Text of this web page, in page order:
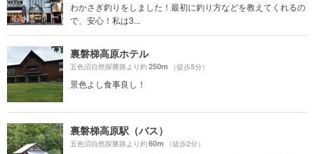
わかさぎ釣りをしました！最初に釣り方などを教えてくれるの
で、安心！私は3...
裏磐梯高原ホテル
五色沼自然探勝路より約250m （徒歩5分）
景色よし食事良し！
裏磐梯高原駅（バス）
五色沼自然探勝路より約60m （徒歩2分）